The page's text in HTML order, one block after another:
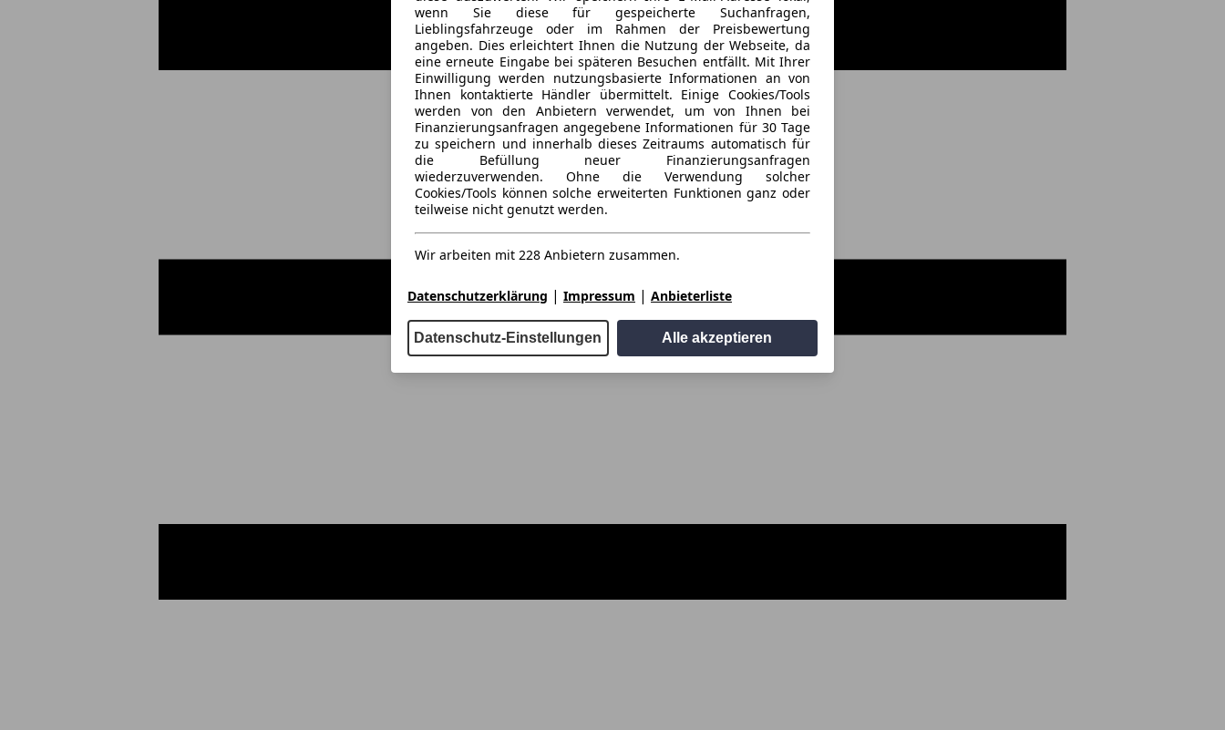
wenn Sie diese für gespeicherte Suchanfragen,
Lieblingsfahrzeuge oder im Rahmen der Preisbewertung
angeben. Dies erleichtert Ihnen die Nutzung der Webseite, da
eine erneute Eingabe bei späteren Besuchen entfällt. Mit Ihrer
Einwilligung werden nutzungsbasierte Informationen an von
Ihnen kontaktierte Händler übermittelt. Einige Cookies/Tools
werden von den Anbietern verwendet, um von Ihnen bei
Finanzierungsanfragen angegebene Informationen für 30 Tage
zu speichern und innerhalb dieses Zeitraums automatisch für
die Befüllung neuer Finanzierungsanfragen
wiederzuverwenden. Ohne die Verwendung solcher
Cookies/Tools können solche erweiterten Funktionen ganz oder
teilweise nicht genutzt werden.
Wir arbeiten mit 228 Anbietern zusammen.
Datenschutzerklärung | Impressum | Anbieterliste
Datenschutz-Einstellungen Alle akzeptieren